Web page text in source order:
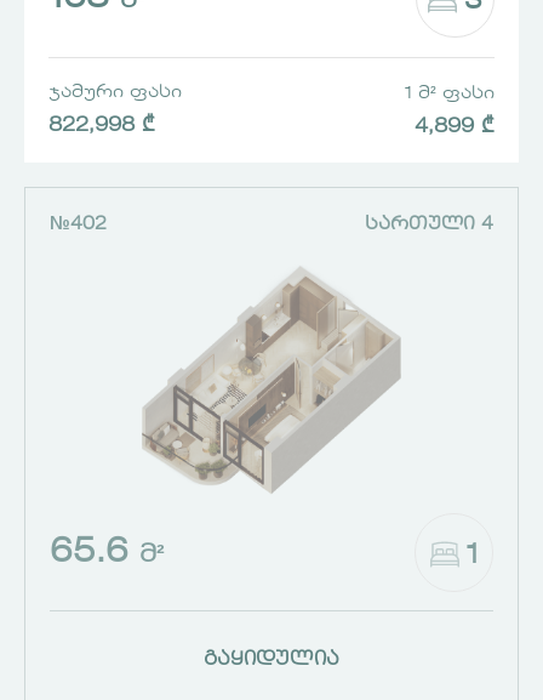
ᲯᲐᲛᲣᲠᲘ ᲤᲐᲡᲘ
822,998 ₾
1 Მ² ᲤᲐᲡᲘ
4,899 ₾
№402 ᲡᲐᲠᲗᲣᲚᲘ 4
65.6 Მ² 1
გაყიდულია